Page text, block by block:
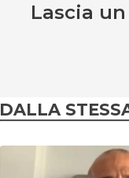
Lascia
DALLA